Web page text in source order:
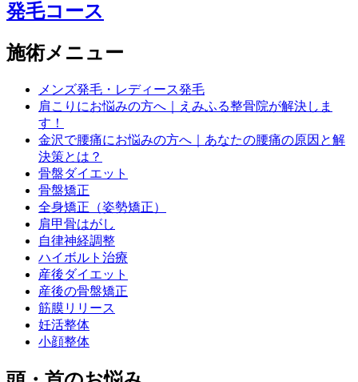
発毛コース
施術メニュー
メンズ発毛・レディース発毛
肩こりにお悩みの方へ｜えみふる整骨院が解決しま
す！
金沢で腰痛にお悩みの方へ｜あなたの腰痛の原因と解
決策とは？
骨盤ダイエット
骨盤矯正
全身矯正（姿勢矯正）
肩甲骨はがし
自律神経調整
ハイボルト治療
産後ダイエット
産後の骨盤矯正
筋膜リリース
妊活整体
小顔整体